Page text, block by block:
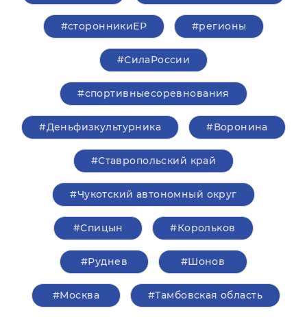
#сторонникиЕР #регионы
#СилаРоссии
#спортивныесоревнования
#Деньфизкультурника #Воронина
#Ставропольский край
#Чукотский автономный округ
#Спицын #Корольков
#Руднев #Шонов
#Москва #Тамбовская область